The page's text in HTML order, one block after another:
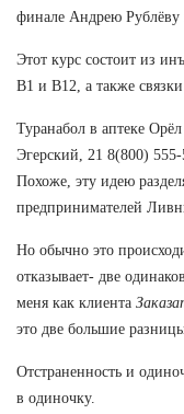
финале Андрею Рублёву
Этот курс состоит из
В1 и В12, а также
Туранабол в аптеке
Эгерский, 21 8(800)
Похоже, эту идею
предпринимателей
Но обычно это
отказывает- две
меня как клиента
это две большие
Отстраненность и
в одиночку.